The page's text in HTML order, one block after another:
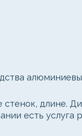
стенок, длине.
есть услуга